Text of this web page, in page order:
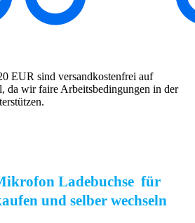
EUR sind versandkostenfrei auf
da wir faire Arbeitsbedingungen in der
Ladebuchse für
und selber wechseln